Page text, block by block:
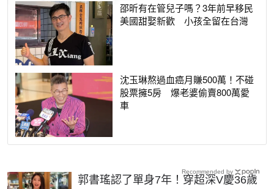
邵昕有在管兒子嗎？3年前早移民
美國甜娶新歡 小孩全留在台灣
沈玉琳熬過血癌月賺500萬！不碰
股票擁5房 爆老婆偷賣800萬愛
車
郭書瑤認了單身7年！穿超深V慶36歲
Recommended by